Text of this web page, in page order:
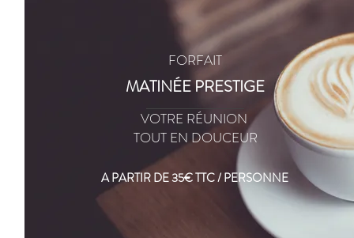
FORFAIT
MATINÉE PRESTIGE
VOTRE RÉUNION
TOUT EN DOUCEUR
A PARTIR DE 35€ TTC / PERSONNE